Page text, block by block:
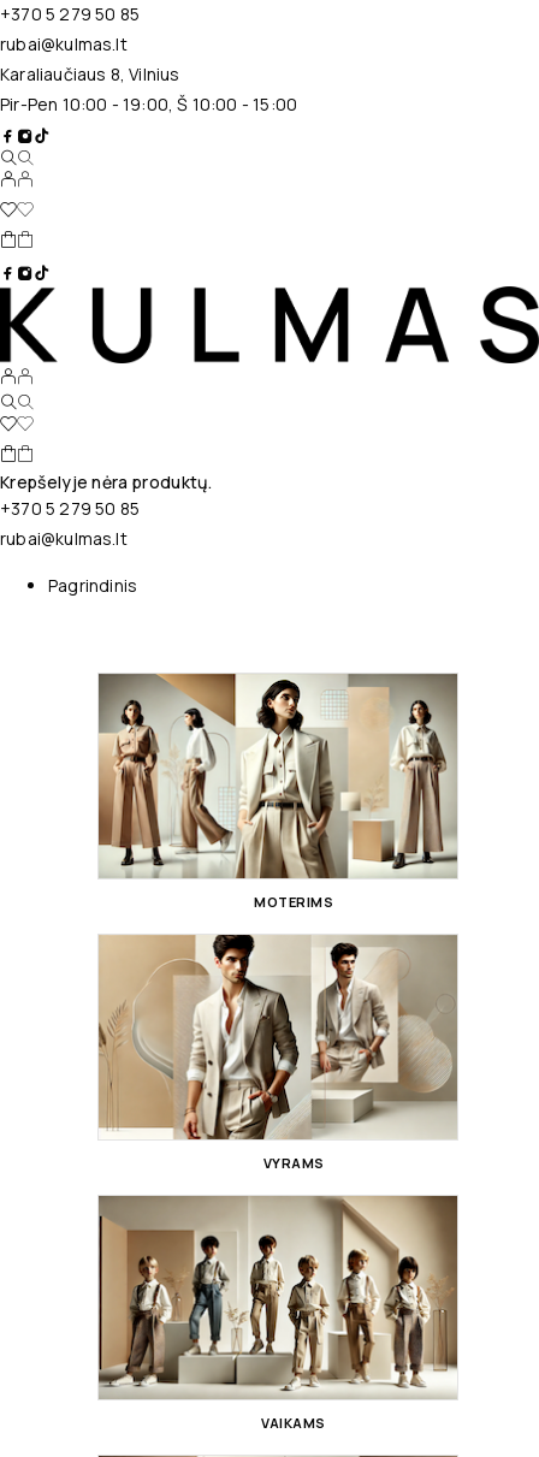
+370 5 279 50 85
rubai@kulmas.lt
Karaliaučiaus 8, Vilnius
Pir-Pen 10:00 - 19:00, Š 10:00 - 15:00
Krepšelyje nėra produktų.
+370 5 279 50 85
rubai@kulmas.lt
Pagrindinis
MOTERIMS
VYRAMS
VAIKAMS